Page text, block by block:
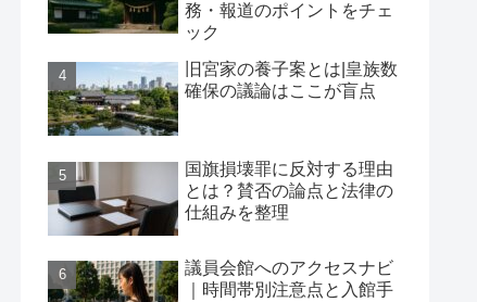
務・報道のポイントをチェ
ック
旧宮家の養子案とは|皇族数
確保の議論はここが盲点
国旗損壊罪に反対する理由
とは？賛否の論点と法律の
仕組みを整理
議員会館へのアクセスナビ
｜時間帯別注意点と入館手